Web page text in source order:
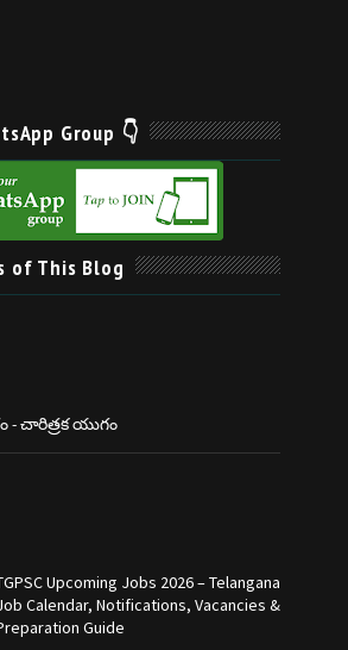
Group 👇
of This Blog
- చారిత్రక యుగం
Upcoming Jobs 2026 – Telangana
Calendar, Notifications, Vacancies &
Guide